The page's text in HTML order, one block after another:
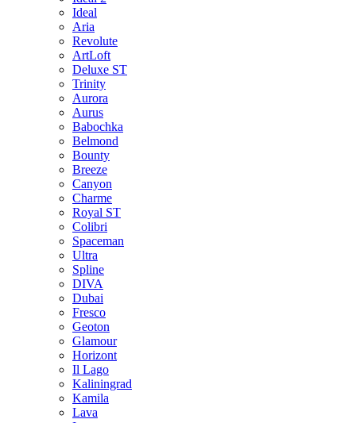
Ideal
Aria
Revolute
ArtLoft
Deluxe ST
Trinity
Aurora
Aurus
Babochka
Belmond
Bounty
Breeze
Canуon
Charme
Royal ST
Colibri
Spaceman
Ultra
Spline
DIVA
Dubai
Fresco
Geoton
Glamour
Horizont
Il Lago
Kaliningrad
Kamila
Lava